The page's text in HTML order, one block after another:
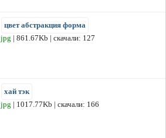
цвет абстракция форма
jpg | 861.67Kb | скачали: 127
хай тэк
jpg | 1017.77Kb | скачали: 166